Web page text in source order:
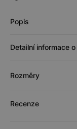
Popis
Detailní informace
Rozměry
Recenze